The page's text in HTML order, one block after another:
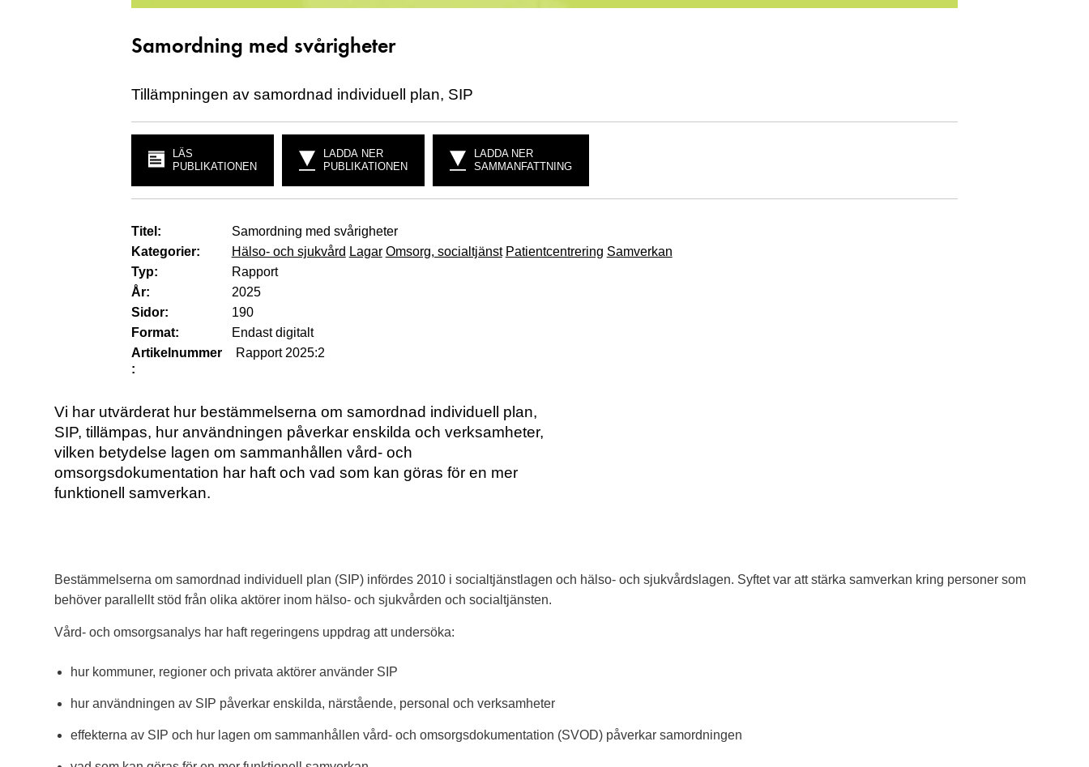
Samordning med svårigheter
Tillämpningen av samordnad individuell plan, SIP
LÄS
PUBLIKATIONEN
LADDA NER
PUBLIKATIONEN
LADDA NER
SAMMANFATTNING
Titel:
Samordning med svårigheter
Kategorier:
Hälso- och sjukvård Lagar Omsorg, socialtjänst Patientcentrering Samverkan
Typ:
Rapport
År:
2025
Sidor:
190
Format:
Endast digitalt
Artikelnummer
:
Rapport 2025:2
Vi har utvärderat hur bestämmelserna om samordnad individuell plan,
SIP, tillämpas, hur användningen påverkar enskilda och verksamheter,
vilken betydelse lagen om sammanhållen vård- och
omsorgsdokumentation har haft och vad som kan göras för en mer
funktionell samverkan.
Bestämmelserna om samordnad individuell plan (SIP) infördes 2010 i socialtjänstlagen och hälso- och sjukvårdslagen. Syftet var att stärka samverkan kring personer som
behöver parallellt stöd från olika aktörer inom hälso- och sjukvården och socialtjänsten.
Vård- och omsorgsanalys har haft regeringens uppdrag att undersöka:
hur kommuner, regioner och privata aktörer använder SIP
hur användningen av SIP påverkar enskilda, närstående, personal och verksamheter
effekterna av SIP och hur lagen om sammanhållen vård- och omsorgsdokumentation (SVOD) påverkar samordningen